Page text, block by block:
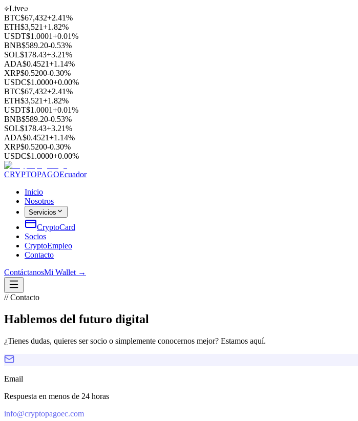
Live
BTC$67,432+2.41%
ETH$3,521+1.82%
USDT$1.0001+0.01%
BNB$589.20-0.53%
SOL$178.43+3.21%
ADA$0.4521+1.14%
XRP$0.5200-0.30%
USDC$1.0000+0.00%
BTC$67,432+2.41%
ETH$3,521+1.82%
USDT$1.0001+0.01%
BNB$589.20-0.53%
SOL$178.43+3.21%
ADA$0.4521+1.14%
XRP$0.5200-0.30%
USDC$1.0000+0.00%
CRYPTOPAGOEcuador
Inicio
Nosotros
Servicios
CryptoCard
Socios
CryptoEmpleo
Contacto
ContáctanosMi Wallet →
// Contacto
Hablemos del futuro digital
¿Tienes dudas, quieres ser socio o simplemente conocernos mejor? Estamos aquí.
Email
Respuesta en menos de 24 horas
info@cryptopagoec.com